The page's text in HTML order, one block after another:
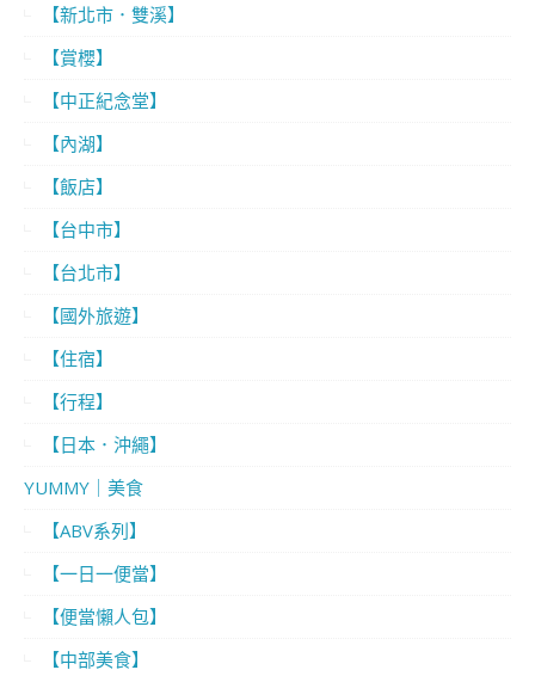
【新北市．雙溪】
【賞櫻】
【中正紀念堂】
【內湖】
【飯店】
【台中市】
【台北市】
【國外旅遊】
【住宿】
【行程】
【日本．沖繩】
YUMMY｜美食
【ABV系列】
【一日一便當】
【便當懶人包】
【中部美食】